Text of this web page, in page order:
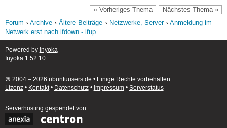
« Vorheriges Thema Nächstes Thema »
Forum Archive Ältere Beiträge Netzwerke, Server
Anmeldung im
Netwerk erst nach ifdown - ifup
Powered by Inyoka
Inyoka 1.52.10
🄯 2004 – 2026 ubuntuusers.de • Einige Rechte vorbehalten
Lizenz• Kontakt• Datenschutz• Impressum• Serverstatus
Serverhosting gespendet von